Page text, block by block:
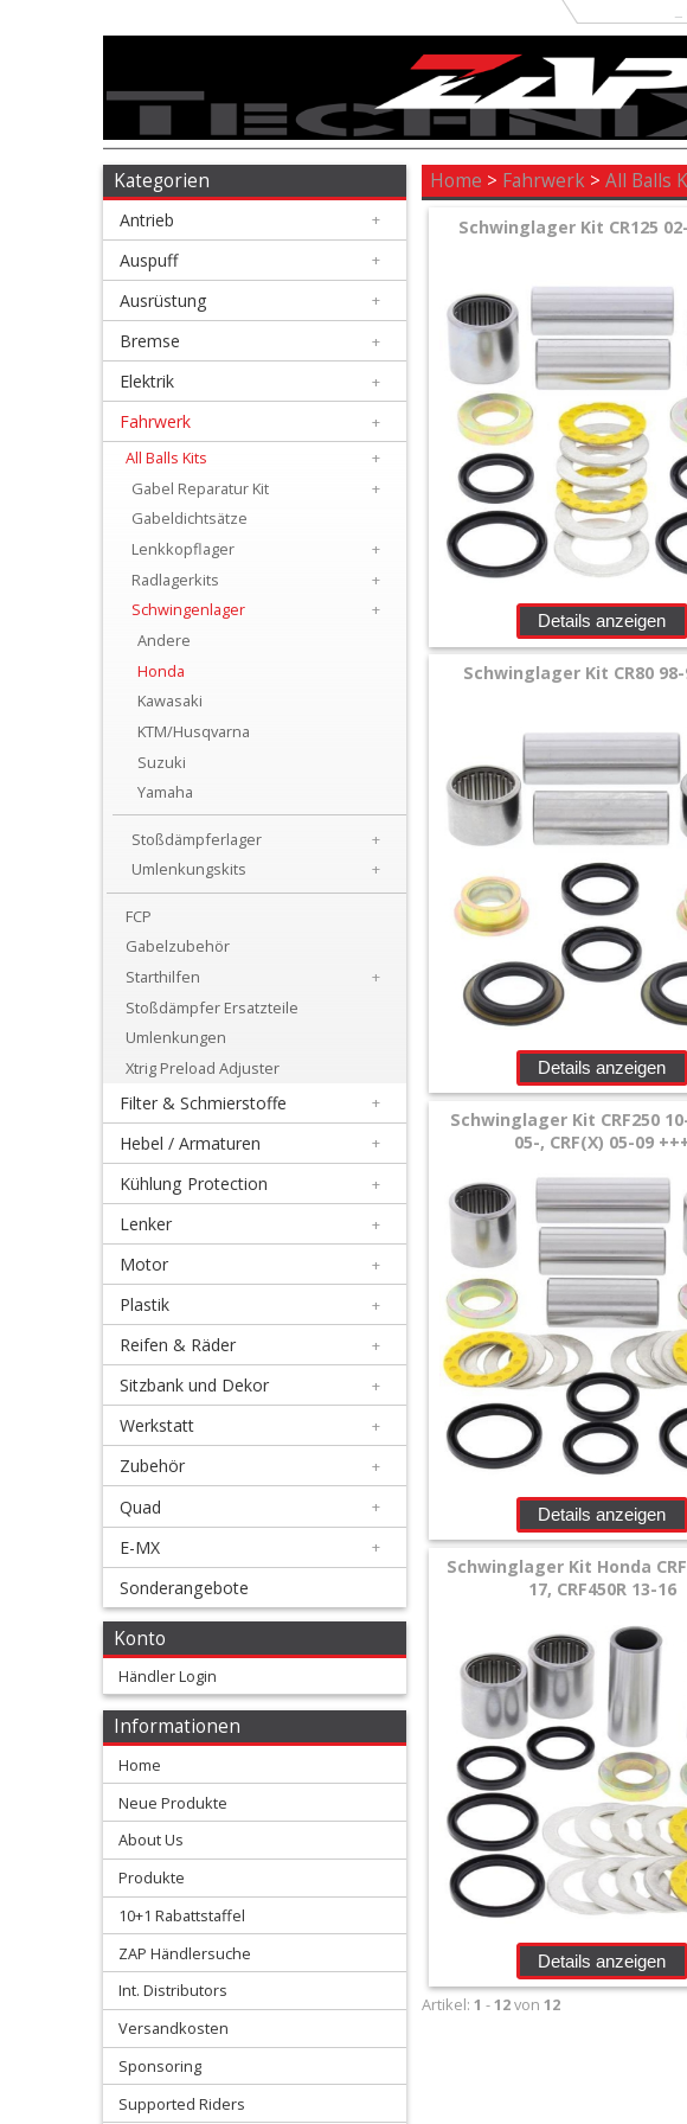
Antrieb
Auspuff
Ausrüstung
Bremse
Elektrik
Fahrwerk
Reparatur
Gabeldichtsätze
Lenkkopflager
Radlagerkits
Schwingenlager
Andere
Honda
Kawasaki
KTM/Husqvarna
Suzuki
Yamaha
Stoßdämpferlager
Umlenkungskits
Gabelzubehör
Starthilfen
Stoßdämpfer
Ersatzteile
Umlenkungen
Kategorien
Antrieb +
Auspuff +
Ausrüstung +
Bremse +
Elektrik +
Fahrwerk
+
All Balls Kits
+
Gabel Reparatur Kit
+
Gabeldichtsätze
Lenkkopflager
+
Radlagerkits
+
Schwingenlager
+
Andere
Honda
Kawasaki
KTM/Husqvarna
Suzuki
Yamaha
Stoßdämpferlager
+
Umlenkungskits
+
FCP
Gabelzubehör
Starthilfen
+
Stoßdämpfer Ersatzteile
Umlenkungen
Xtrig Preload Adjuster
Filter & Schmierstoffe +
Hebel / Armaturen +
Kühlung Protection +
Lenker +
Motor +
Plastik +
Reifen & Räder +
Sitzbank und Dekor +
Werkstatt +
Zubehör +
Quad +
E-MX +
Sonderangebote
Konto
Händler Login
Informationen
Home
Neue Produkte
About Us
Produkte
10+1 Rabattstaffel
ZAP Händlersuche
Int. Distributors
Versandkosten
Sponsoring
Supported Riders
Home > Fahrwerk >All Balls
Schwinglager Kit CR125
Details anzeigen
Schwinglager Kit CR80 98-
Details anzeigen
Schwinglager Kit CRF250
05-, CRF(X) 05-09
Details anzeigen
Schwinglager Kit Honda
17, CRF450R 13-16
Details anzeigen
Artikel: 1 -12von 12